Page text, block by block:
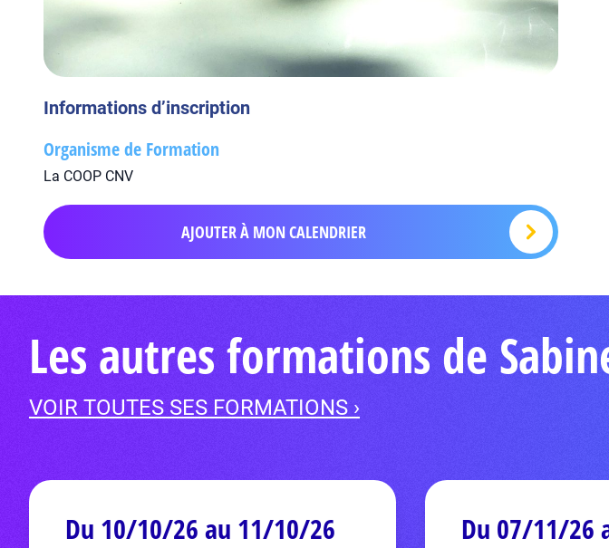
Informations d’inscription
Organisme de Formation
La COOP CNV
AJOUTER À MON CALENDRIER
Les autres formations de
VOIR TOUTES SES FORMATIONS ›
Du 10/10/26 au 11/10/26 Du 07/11/26